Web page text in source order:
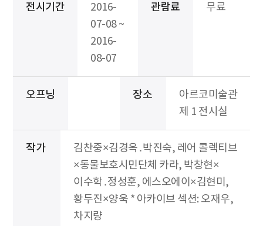
전시기간
2016-
07-08 ~
2016-
08-07
관람료 무료
오프닝 장소
아르코미술관
제 1 전시실
작가
김찬중×김경옥․박진숙, 레어 콜렉티브
×동물보호시민단체 카라, 박창현×
이수학․정성훈, 에스오에이×김현미,
황두진×양욱 * 아카이브 섹션: 오재우,
차지량